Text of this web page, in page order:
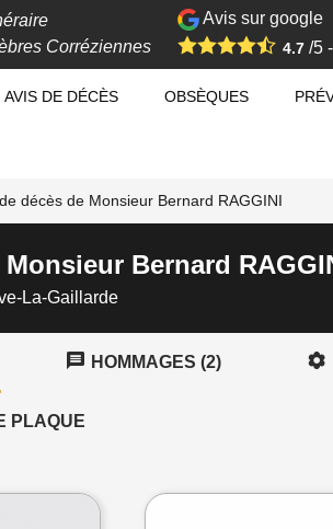
Corréziennes
Avis sur google
4.7 /5 -
AVIS DE DÉCÈS OBSÈQUES
décès de Monsieur Bernard RAGGINI
Bernard
La-Gaillarde
HOMMAGES (2)
PLAQUE